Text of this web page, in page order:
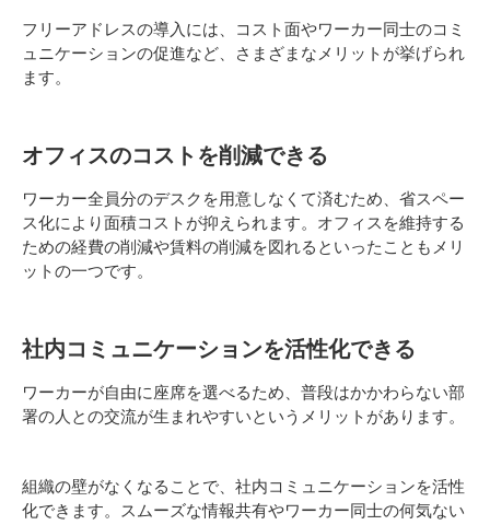
フリーアドレスの導入には、コスト面やワーカー同士のコミ
ュニケーションの促進など、さまざまなメリットが挙げられ
ます。
オフィスのコストを削減できる
ワーカー全員分のデスクを用意しなくて済むため、省スペー
ス化により面積コストが抑えられます。オフィスを維持する
ための経費の削減や賃料の削減を図れるといったこともメリ
ットの一つです。
社内コミュニケーションを活性化できる
ワーカーが自由に座席を選べるため、普段はかかわらない部
署の人との交流が生まれやすいというメリットがあります。
組織の壁がなくなることで、社内コミュニケーションを活性
化できます。スムーズな情報共有やワーカー同士の何気ない